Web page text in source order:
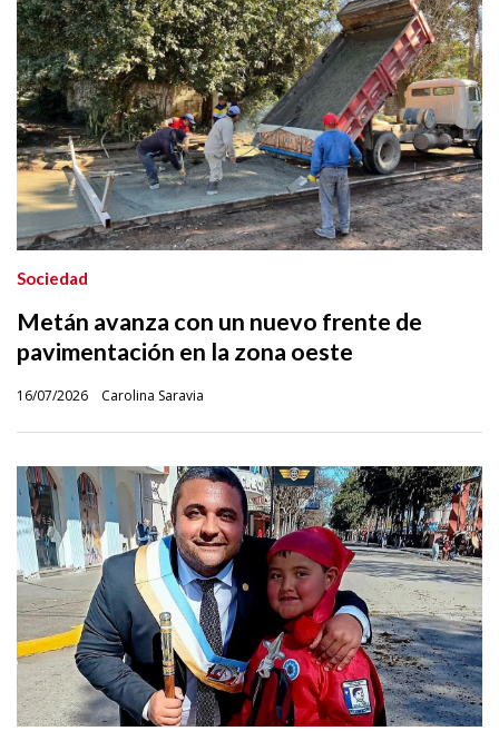
Metán avanza con un nuevo frente de
pavimentación en la zona oeste
Carolina Saravia
Sociedad
16/07/2026